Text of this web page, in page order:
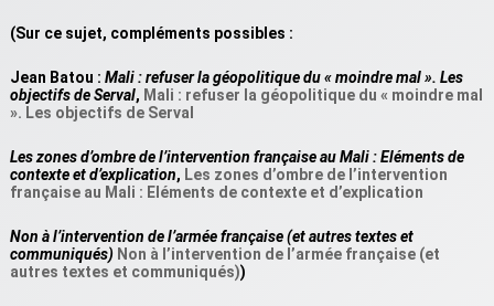
(Sur ce sujet, compléments possibles :
Jean Batou : Mali : refuser la géopolitique du « moindre mal ». Les
objectifs de Serval, Mali : refuser la géopolitique du « moindre mal
». Les objectifs de Serval
Les zones d’ombre de l’intervention française au Mali : Eléments de
contexte et d’explication, Les zones d’ombre de l’intervention
française au Mali : Eléments de contexte et d’explication
Non à l’intervention de l’armée française (et autres textes et
communiqués) Non à l’intervention de l’armée française (et
autres textes et communiqués))